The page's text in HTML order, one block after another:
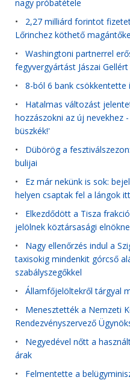
nagy próbatétele
• 2,27 milliárd forintot
Lőrinchez köthető
• Washingtoni partnerrel
fegyvergyártást Jászai Gellért
• 8-ból 6 bank csökkentette
• Hatalmas változást
hozzászokni az új nevekhez
büszkék!'
• Dübörög a
bulijai
• Ez már nekünk is sok:
helyen csaptak fel a lángok
• Elkezdődött a Tisza
jelölnek köztársasági
• Nagy ellenőrzés indul a
taxisokig mindenkit górcső
szabályszegőkkel
• Államfőjelöltekről tárgyal
• Menesztették a Nemzeti
Rendezvényszervező
• Negyedével nőtt a
árak
• Felmentette a